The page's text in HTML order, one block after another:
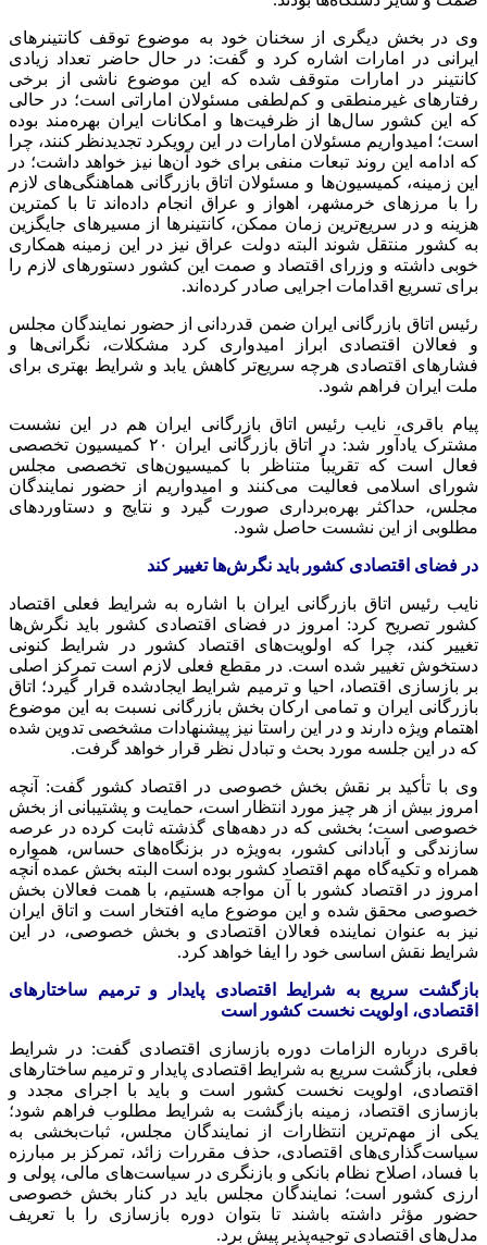
وی در بخش دیگری از سخنان خود به موضوع توقف کانتینرهای
ایرانی در امارات اشاره کرد و گفت: در حال حاضر تعداد زیادی
کانتینر در امارات متوقف شده که این موضوع ناشی از برخی
رفتارهای غیرمنطقی و کم‌لطفی مسئولان اماراتی است؛ در حالی
که این کشور سال‌ها از ظرفیت‌ها و امکانات ایران بهره‌مند بوده
است؛ امیدواریم مسئولان امارات در این رویکرد تجدیدنظر کنند، چرا
که ادامه این روند تبعات منفی برای خود آن‌ها نیز خواهد داشت؛ در
این زمینه، کمیسیون‌ها و مسئولان اتاق بازرگانی هماهنگی‌های لازم
را با مرزهای خرمشهر، اهواز و عراق انجام داده‌اند تا با کمترین
هزینه و در سریع‌ترین زمان ممکن، کانتینرها از مسیرهای جایگزین
به کشور منتقل شوند البته دولت عراق نیز در این زمینه همکاری
خوبی داشته و وزرای اقتصاد و صمت این کشور دستورهای لازم را
برای تسریع اقدامات اجرایی صادر کرده‌اند.
رئیس اتاق بازرگانی ایران ضمن قدردانی از حضور نمایندگان مجلس
و فعالان اقتصادی ابراز امیدواری کرد مشکلات، نگرانی‌ها و
فشارهای اقتصادی هرچه سریع‌تر کاهش یابد و شرایط بهتری برای
ملت ایران فراهم شود.
پیام باقری، نایب رئیس اتاق بازرگانی ایران هم در این نشست
مشترک یادآور شد: در اتاق بازرگانی ایران ۲۰ کمیسیون تخصصی
فعال است که تقریباً متناظر با کمیسیون‌های تخصصی مجلس
شورای اسلامی فعالیت می‌کنند و امیدواریم از حضور نمایندگان
مجلس، حداکثر بهره‌برداری صورت گیرد و نتایج و دستاوردهای
مطلوبی از این نشست حاصل شود.
در فضای اقتصادی کشور باید نگرش‌ها تغییر کند
نایب رئیس اتاق بازرگانی ایران با اشاره به شرایط فعلی اقتصاد
کشور تصریح کرد: امروز در فضای اقتصادی کشور باید نگرش‌ها
تغییر کند، چرا که اولویت‌های اقتصاد کشور در شرایط کنونی
دستخوش تغییر شده است. در مقطع فعلی لازم است تمرکز اصلی
بر بازسازی اقتصاد، احیا و ترمیم شرایط ایجادشده قرار گیرد؛ اتاق
بازرگانی ایران و تمامی ارکان بخش بازرگانی نسبت به این موضوع
اهتمام ویژه دارند و در این راستا نیز پیشنهادات مشخصی تدوین شده
که در این جلسه مورد بحث و تبادل نظر قرار خواهد گرفت.
وی با تأکید بر نقش بخش خصوصی در اقتصاد کشور گفت: آنچه
امروز بیش از هر چیز مورد انتظار است، حمایت و پشتیبانی از بخش
خصوصی است؛ بخشی که در دهه‌های گذشته ثابت کرده در عرصه
سازندگی و آبادانی کشور، به‌ویژه در بزنگاه‌های حساس، همواره
همراه و تکیه‌گاه مهم اقتصاد کشور بوده است البته بخش عمده آنچه
امروز در اقتصاد کشور با آن مواجه هستیم، با همت فعالان بخش
خصوصی محقق شده و این موضوع مایه افتخار است و اتاق ایران
نیز به عنوان نماینده فعالان اقتصادی و بخش خصوصی، در این
شرایط نقش اساسی خود را ایفا خواهد کرد.
بازگشت سریع به شرایط اقتصادی پایدار و ترمیم ساختارهای
اقتصادی، اولویت نخست کشور است
باقری درباره الزامات دوره بازسازی اقتصادی گفت: در شرایط
فعلی، بازگشت سریع به شرایط اقتصادی پایدار و ترمیم ساختارهای
اقتصادی، اولویت نخست کشور است و باید با اجرای مجدد و
بازسازی اقتصاد، زمینه بازگشت به شرایط مطلوب فراهم شود؛
یکی از مهم‌ترین انتظارات از نمایندگان مجلس، ثبات‌بخشی به
سیاست‌گذاری‌های اقتصادی، حذف مقررات زائد، تمرکز بر مبارزه
با فساد، اصلاح نظام بانکی و بازنگری در سیاست‌های مالی، پولی و
ارزی کشور است؛ نمایندگان مجلس باید در کنار بخش خصوصی
حضور مؤثر داشته باشند تا بتوان دوره بازسازی را با تعریف
مدل‌های اقتصادی توجیه‌پذیر پیش برد.